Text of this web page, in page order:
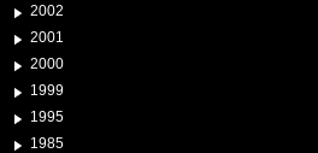
2002
2001
2000
1999
1995
1985